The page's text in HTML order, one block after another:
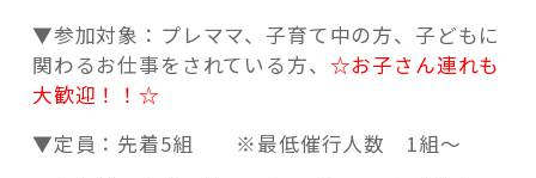
▼参加対象：プレママ、子育て中の方、子どもに
関わるお仕事をされている方、 ☆お子さん連れも
大歓迎！！☆
▼定員：先着5組 ※最低催行人数 1組～